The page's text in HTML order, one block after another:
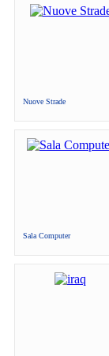
Nuove Strade
Sala Computer